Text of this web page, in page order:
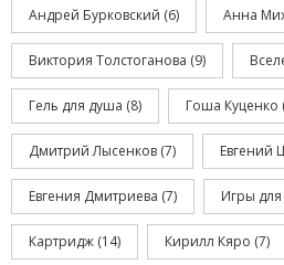
Андрей Бурковский (6) Анна
Виктория Толстоганова (9)
Гель для душа (8) Гоша Куценко
Дмитрий Лысенков (7) Евгений
Евгения Дмитриева (7) Игры для
Картридж (14) Кирилл Кяро (7)